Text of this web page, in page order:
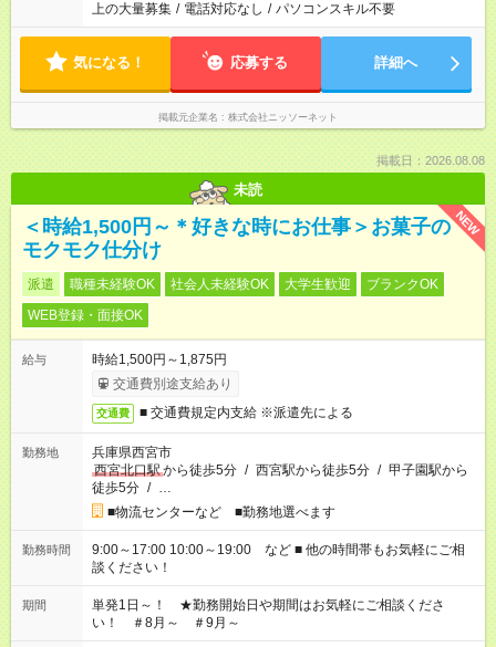
上の大量募集 / 電話対応なし / パソコンスキル不要
気になる！ 応募する 詳細へ
掲載元企業名 株式会社ニッソーネット
掲載日：2026.08.08
未読
NEW
＜時給1,500円～＊好きな時にお仕事＞お菓子の
モクモク仕分け
派遣 職種未経験OK 社会人未経験OK 大学生歓迎
ブランクOK
WEB登録・面接OK
給与
時給1,500円～1,875円
交通費別途支給あり
交通費 ■ 交通費規定内支給 ※派遣先による
勤務地
兵庫県西宮市
西宮北口駅から徒歩5分 / 西宮駅から徒歩5分 / 甲子園駅から
徒歩5分 / …
■物流センターなど ■勤務地選べます
勤務時間
9:00～17:00 10:00～19:00 など ■ 他の時間帯もお気軽にご相
談ください！
期間
単発1日～！ ★勤務開始日や期間はお気軽にご相談くださ
い！ ＃8月～ ＃9月～